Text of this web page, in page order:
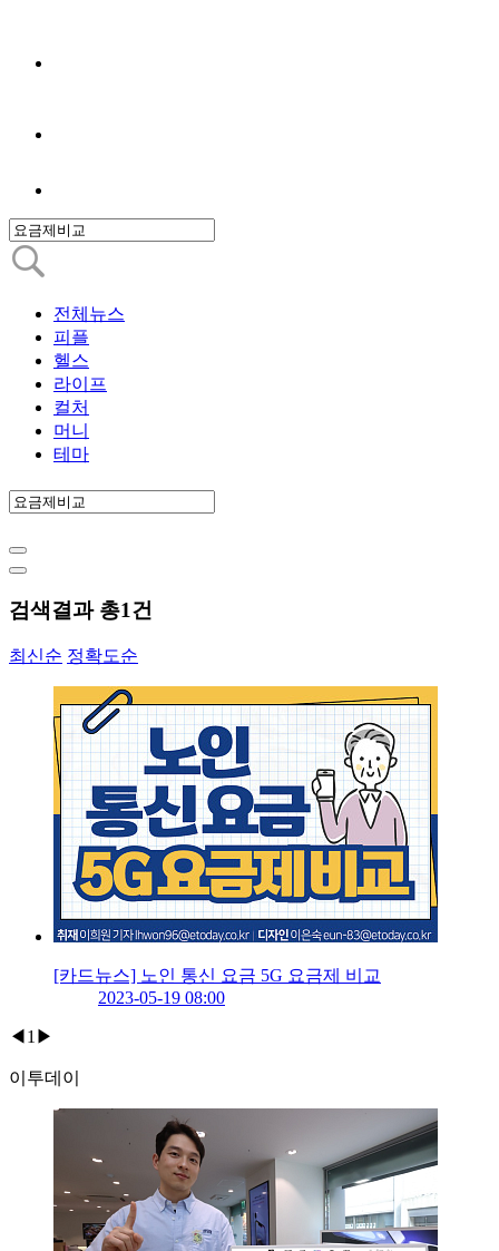
전체뉴스
피플
헬스
라이프
컬처
머니
테마
검색결과 총1건
최신순 정확도순
[카드뉴스] 노인 통신 요금 5G 요금제 비교
2023-05-19 08:00
◀ 1 ▶
이투데이